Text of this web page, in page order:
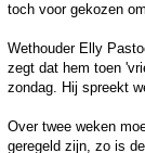
toch voor gekozen
Wethouder Elly
zegt dat hem toen
zondag. Hij spreekt
Over twee weken
geregeld zijn, zo is